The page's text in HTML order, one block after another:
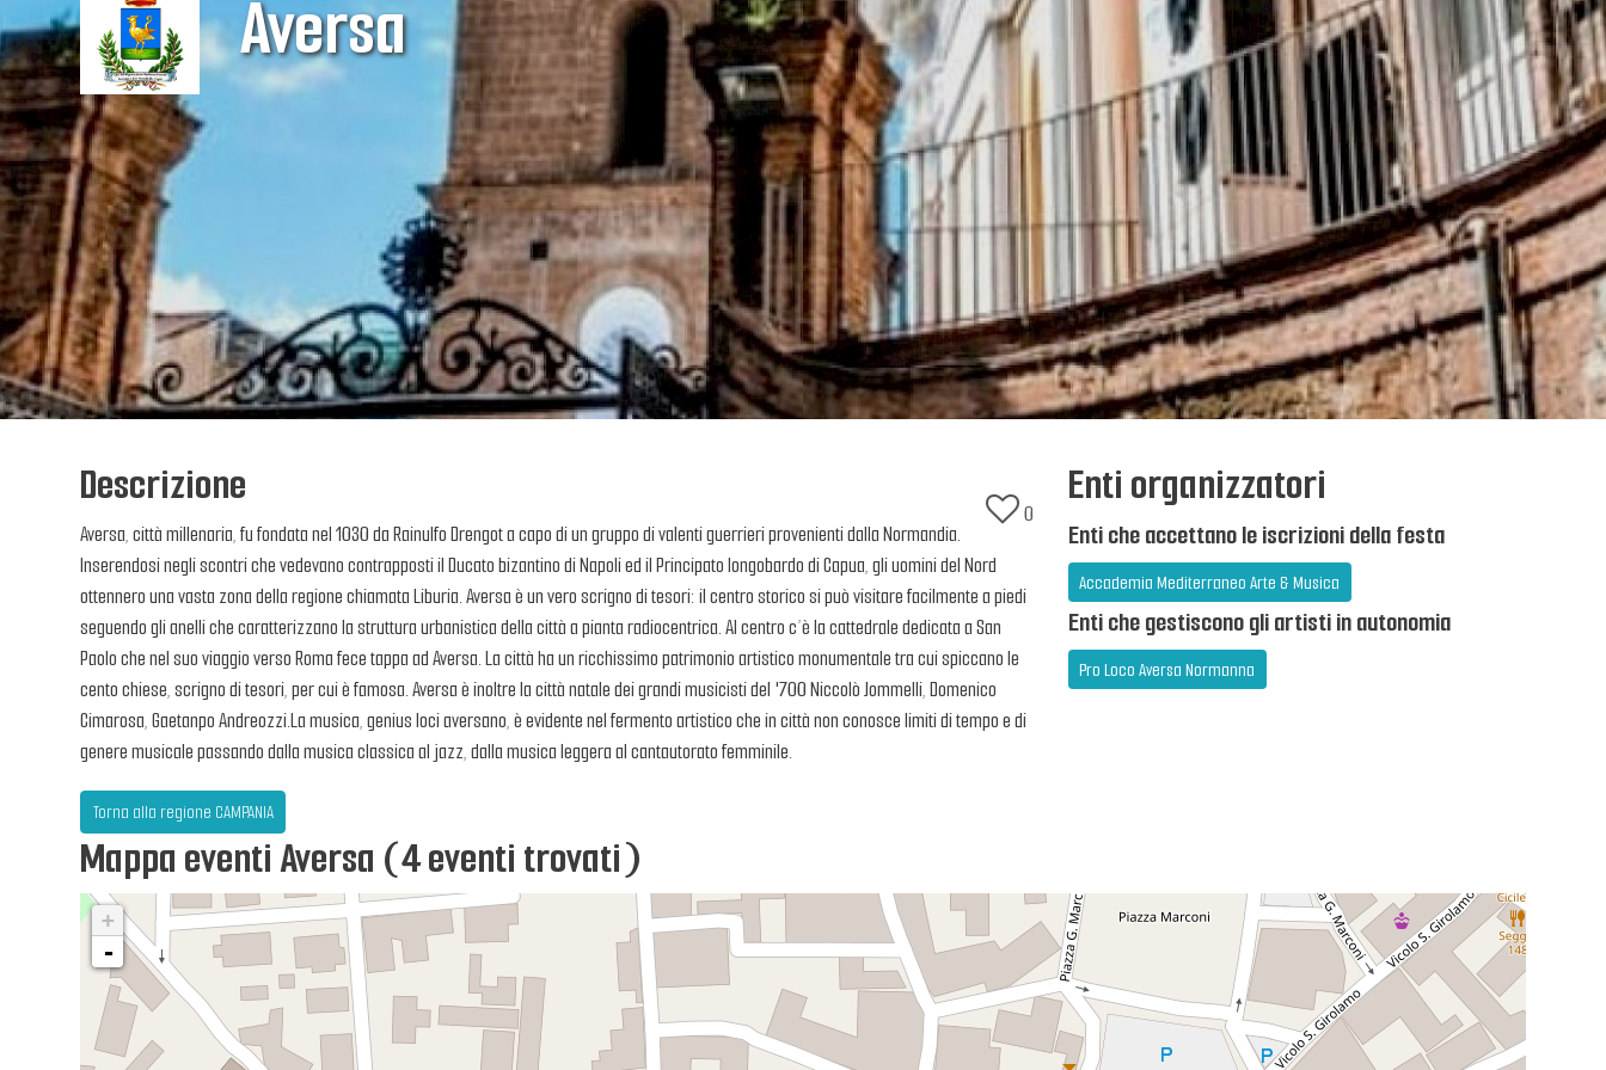
Aversa
Descrizione
0
Aversa, città millenaria, fu fondata nel 1030 da Rainulfo Drengot a capo di un gruppo di valenti guerrieri provenienti dalla Normandia.
Inserendosi negli scontri che vedevano contrapposti il Ducato bizantino di Napoli ed il Principato longobardo di Capua, gli uomini del Nord
ottennero una vasta zona della regione chiamata Liburia. Aversa è un vero scrigno di tesori: il centro storico si può visitare facilmente a piedi
seguendo gli anelli che caratterizzano la struttura urbanistica della città a pianta radiocentrica. Al centro c’è la cattedrale dedicata a San
Paolo che nel suo viaggio verso Roma fece tappa ad Aversa. La città ha un ricchissimo patrimonio artistico monumentale tra cui spiccano le
cento chiese, scrigno di tesori, per cui è famosa. Aversa è inoltre la città natale dei grandi musicisti del '700 Niccolò Jommelli, Domenico
Cimarosa, Gaetanpo Andreozzi.La musica, genius loci aversano, è evidente nel fermento artistico che in città non conosce limiti di tempo e di
genere musicale passando dalla musica classica al jazz, dalla musica leggera al cantautorato femminile.
Enti organizzatori
Enti che accettano le iscrizioni della festa
Accademia Mediterraneo Arte & Musica
Enti che gestiscono gli artisti in autonomia
Pro Loco Aversa Normanna
Torna alla regione CAMPANIA
Mappa eventi Aversa (4 eventi trovati)
+
-